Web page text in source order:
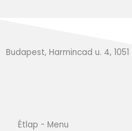
Budapest, Harmincad u. 4, 1051
Étlap - Menu